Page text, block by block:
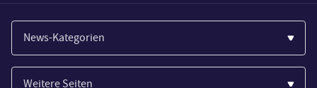
News-Kategorien
Casinos
Weitere Seiten